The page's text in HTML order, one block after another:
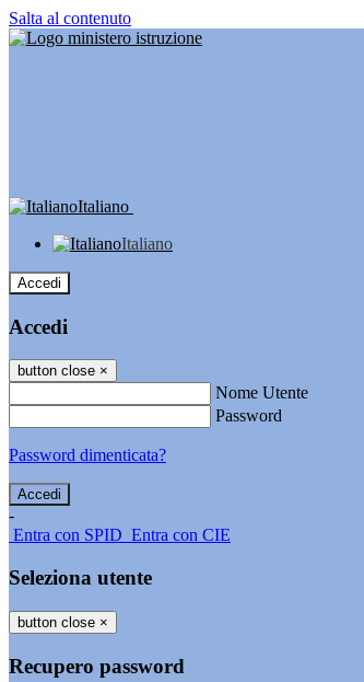
Salta al contenuto
Italiano
Italiano
Accedi
Accedi
button close ×
Nome Utente
Password
Password dimenticata?
-
Entra con SPID Entra con CIE
Seleziona utente
button close ×
Recupero password